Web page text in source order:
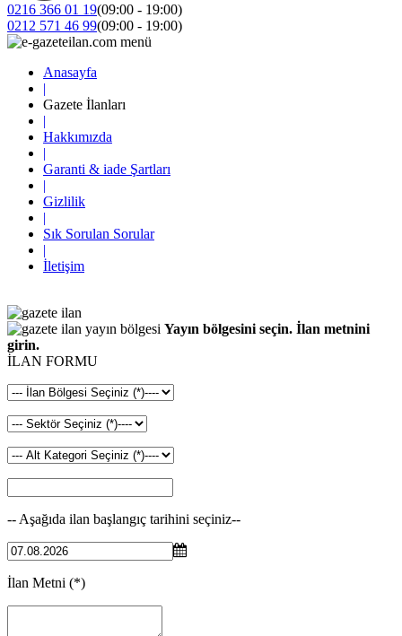
0216 366 01 19(09:00 - 19:00)
0212 571 46 99(09:00 - 19:00)
Anasayfa
|
Gazete İlanları
|
Hakkımızda
|
Garanti & iade Şartları
|
Gizlilik
|
Sık Sorulan Sorular
|
İletişim
Yayın bölgesini seçin. İlan metnini
girin.
İLAN FORMU
-- Aşağıda ilan başlangıç tarihini seçiniz--
İlan Metni (*)